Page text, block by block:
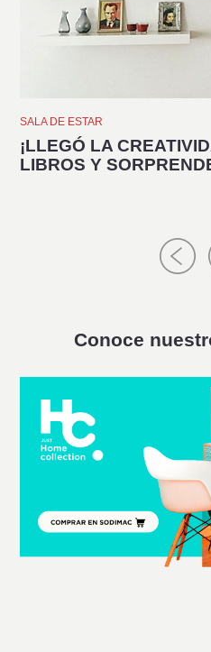
SALA DE ESTAR
¡LLEGÓ LA
LIBROS Y
Conoce